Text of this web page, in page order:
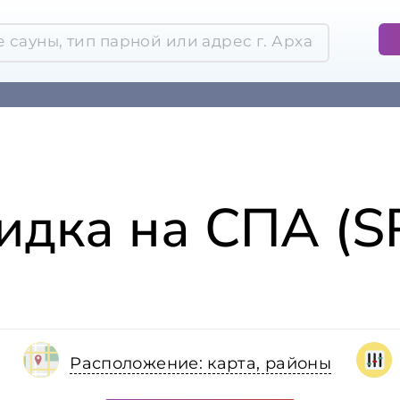
на СПА
Расположение: карта, районы